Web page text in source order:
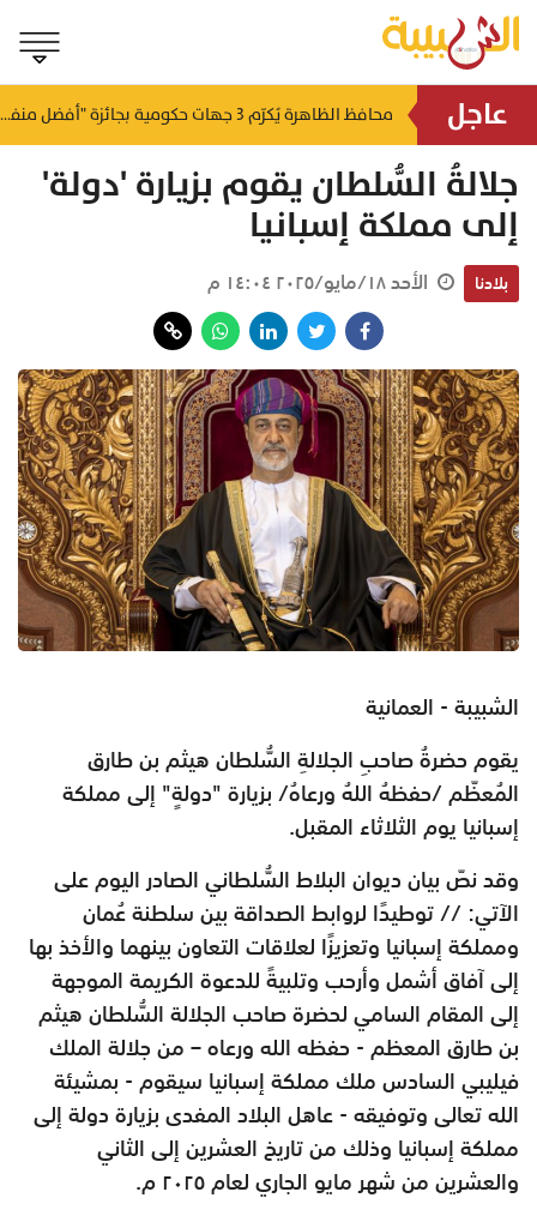
عاجل
منذ ساعتين منذ ساعتين محافظ الظاهرة يُكرّم 3 جهات حكومية بجائزة "أفضل منفذ تقديم خدمة" لعام 2025
جلالةُ السُّلطان يقوم بزيارة 'دولة'
إلى مملكة إسبانيا
بلادنا الأحد ١٨/مايو/٢٠٢٥ ١٤:٠٤ م
الشبيبة - العمانية
يقوم حضرةُ صاحبِ الجلالةِ السُّلطان هيثم بن طارق
المُعظّم /حفظهُ اللهُ ورعاهُ/ بزيارة "دولةٍ" إلى مملكة
إسبانيا يوم الثلاثاء المقبل.
وقد نصّ بيان ديوان البلاط السُّلطاني الصادر اليوم على
الآتي: // توطيدًا لروابط الصداقة بين سلطنة عُمان
ومملكة إسبانيا وتعزيزًا لعلاقات التعاون بينهما والأخذ بها
إلى آفاق أشمل وأرحب وتلبيةً للدعوة الكريمة الموجهة
إلى المقام السامي لحضرة صاحب الجلالة السُّلطان هيثم
بن طارق المعظم - حفظه الله ورعاه – من جلالة الملك
فيليبي السادس ملك مملكة إسبانيا سيقوم - بمشيئة
الله تعالى وتوفيقه - عاهل البلاد المفدى بزيارة دولة إلى
مملكة إسبانيا وذلك من تاريخ العشرين إلى الثاني
والعشرين من شهر مايو الجاري لعام ٢٠٢٥ م.